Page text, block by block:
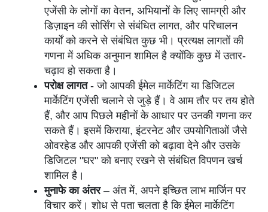
एजेंसी के लोगों का वेतन, अभियानों के लिए सामग्री और
डिज़ाइन की सोर्सिंग से संबंधित लागत, और परिचालन
कार्यों को करने से संबंधित कुछ भी। प्रत्यक्ष लागतों की
गणना में अधिक अनुमान शामिल है क्योंकि कुछ में उतार-
चढ़ाव हो सकता है।
परोक्ष लागत- जो आपकी ईमेल मार्केटिंग या डिजिटल
मार्केटिंग एजेंसी चलाने से जुड़े हैं। वे आम तौर पर तय होते
हैं, और आप पिछले महीनों के आधार पर उनकी गणना कर
सकते हैं। इसमें किराया, इंटरनेट और उपयोगिताओं जैसे
ओवरहेड और आपकी एजेंसी को बढ़ावा देने और उसके
डिजिटल "घर" को बनाए रखने से संबंधित विपणन खर्च
शामिल है।
मुनाफे का अंतर– अंत में, अपने इच्छित लाभ मार्जिन पर
विचार करें। शोध से पता चलता है कि ईमेल मार्केटिंग